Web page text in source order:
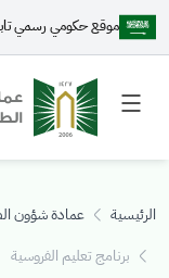
موقع حكومي رسمي
Toggle
menu
Toggle
secondary
menu
الرئيسية عمادة شؤون
برنامج تعليم الفروسية